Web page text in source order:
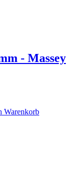
- Massey
Warenkorb